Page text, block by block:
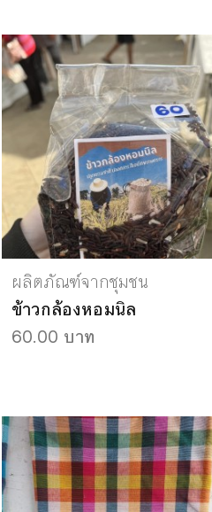
ผลิตภัณฑ์จากชุมชน
ข้าวกล้องหอมนิล
60.00 บาท